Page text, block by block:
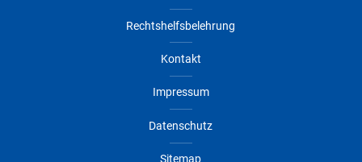
Rechtshelfsbelehrung
Kontakt
Impressum
Datenschutz
Sitemap